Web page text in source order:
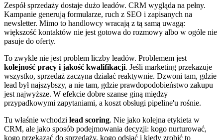
Zespół sprzedaży dostaje dużo leadów. CRM wygląda na pełny.
Kampanie generują formularze, ruch z SEO i zapisanych na
newsletter. Mimo to handlowcy wracają z tą samą uwagą:
większość kontaktów nie jest gotowa do rozmowy albo w ogóle nie
pasuje do oferty.
To zwykle nie jest problem liczby leadów. Problemem jest
kolejność pracy i jakość kwalifikacji. Jeśli marketing przekazuje
wszystko, sprzedaż zaczyna działać reaktywnie. Dzwoni tam, gdzie
lead był najszybszy, a nie tam, gdzie prawdopodobieństwo zakupu
jest najwyższe. W efekcie dobre szanse giną między
przypadkowymi zapytaniami, a koszt obsługi pipeline'u rośnie.
Tu właśnie wchodzi lead scoring. Nie jako kolejna etykieta w
CRM, ale jako sposób podejmowania decyzji: kogo nurturować,
kogo przekazać do sprzedaży, kogo odsiać i kiedy zrobić to